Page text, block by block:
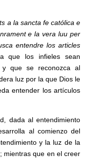
a la sancta fe católica e
e la vera luu per
entendre los articles
que los infieles sean
que se reconozca al
luz por la que Dios le
entender los artículos
dada al entendimiento
al comienzo del
y la luz de la
mientras que en el creer